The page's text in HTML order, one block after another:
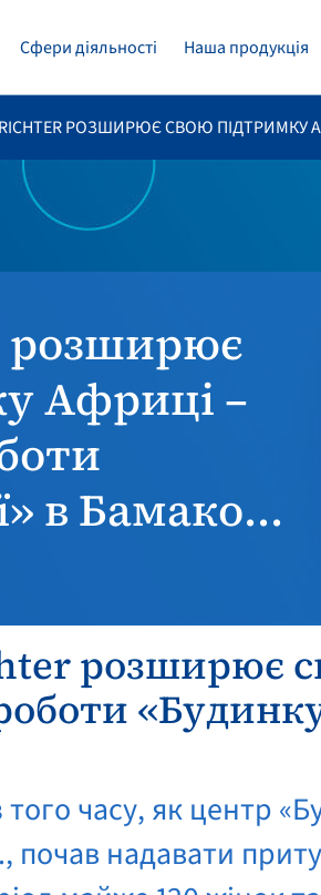
Сфери діяльності Наша продукція
RICHTER РОЗШИРЮЄ СВОЮ
розширює
Африці –
в Бамако...
розширює
часу, як центр
почав надавати